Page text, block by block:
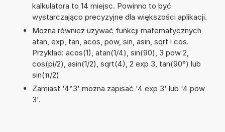
kalkulatora to 14 miejsc. Powinno to być
wystarczająco precyzyjne dla większości aplikacji.
Można również używać funkcji matematycznych
atan, exp, tan, acos, pow, sin, asin, sqrt i cos.
Przykład: acos(1), atan(1/4), sin(90), 3 pow 2,
cos(pi/2), asin(1/2), sqrt(4), 2 exp 3, tan(90°) lub
sin(π/2)
Zamiast '4^3' można zapisać '4 exp 3' lub '4 pow
3'.